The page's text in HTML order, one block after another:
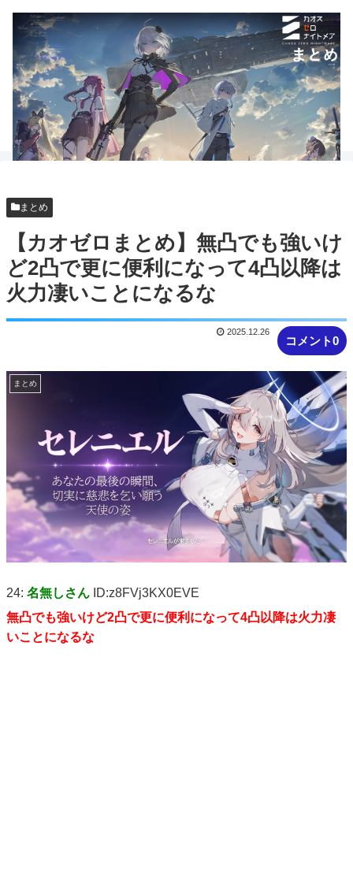
まとめ
【カオゼロまとめ】無凸でも強いけ
ど2凸で更に便利になって4凸以降は
火力凄いことになるな
コメント0
2025.12.26
まとめ
24: 名無しさん ID:z8FVj3KX0EVE
無凸でも強いけど2凸で更に便利になって4凸以降は火力凄
いことになるな